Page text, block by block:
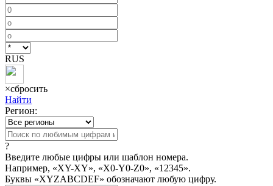
RUS
×сбросить
Найти
Регион:
?
Введите любые цифры или шаблон номера.
Например, «XY-XY», «X0-Y0-Z0», «12345».
Буквы «XYZABCDEF» обозначают любую цифру.